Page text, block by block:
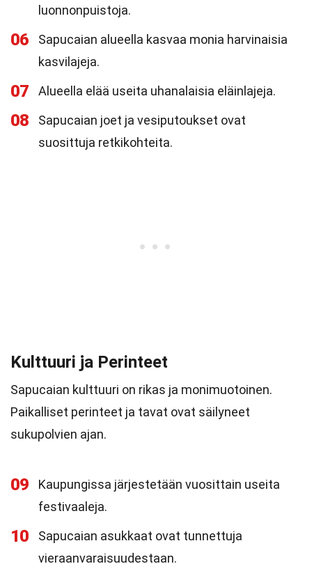
luonnonpuistoja.
06
Sapucaian alueella kasvaa monia harvinaisia
kasvilajeja.
07 Alueella elää useita uhanalaisia eläinlajeja.
08
Sapucaian joet ja vesiputoukset ovat
suosittuja retkikohteita.
Kulttuuri ja Perinteet
Sapucaian kulttuuri on rikas ja monimuotoinen.
Paikalliset perinteet ja tavat ovat säilyneet
sukupolvien ajan.
09
Kaupungissa järjestetään vuosittain useita
festivaaleja.
10
Sapucaian asukkaat ovat tunnettuja
vieraanvaraisuudestaan.